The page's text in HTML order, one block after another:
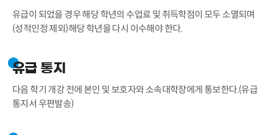
유급이 되었을 경우 해당 학년의 수업료 및 취득학점이 모두 소멸되며
(성적인정 제외)해당 학년을 다시 이수해야 한다.
유급 통지
다음 학기 개강 전에 본인 및 보호자와 소속대학장에게 통보한다.(유급
통지서 우편발송)